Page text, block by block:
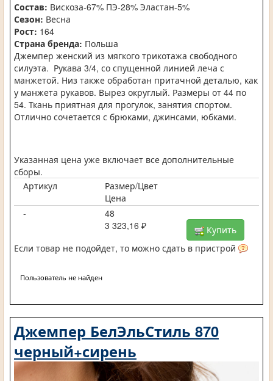
Состав: Вискоза-67% ПЭ-28% Эластан-5%
Сезон: Весна
Рост: 164
Страна бренда: Польша
Джемпер женский из мягкого трикотажа свободного
силуэта. Рукава 3/4, со спущенной линией леча с
манжетой. Низ также обработан притачной деталью, как
у манжета рукавов. Вырез округлый. Размеры от 44 по
54. Ткань приятная для прогулок, занятия спортом.
Отлично сочетается с брюками, джинсами, юбками.
Указанная цена уже включает все дополнительные
сборы.
Артикул
Размер/Цвет
Цена
-
48
3 323,16 ₽
Купить
Если товар не подойдет, то можно сдать в пристрой
Пользователь не найден
Джемпер БелЭльСтиль 870
черный+сирень